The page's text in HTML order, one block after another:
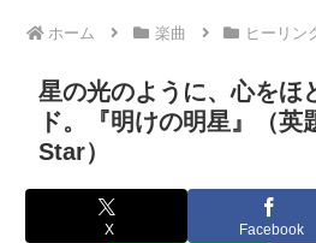
ホーム 楽曲 ヒーリン
星の光のように、心をほ
ド。『明けの明星』（
Star）
X Facebook